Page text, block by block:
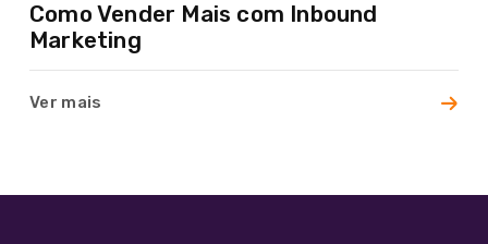
Como Vender Mais com Inbound
Marketing
Ver mais